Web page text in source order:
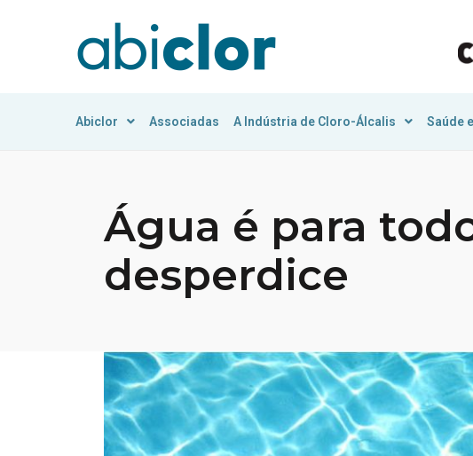
Abiclor Associadas A Indústria de Cloro-Álcalis Saúde
Água é para
desperdice